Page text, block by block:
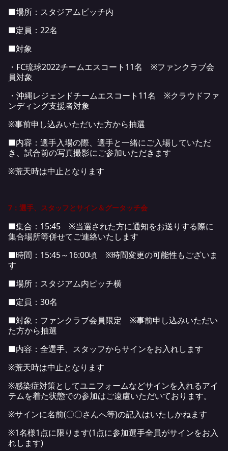
■場所：スタジアムピッチ内
■定員：22名
■対象
・FC琉球2022チームエスコート11名 ※ファンクラブ会
員対象
・沖縄レジェンドチームエスコート11名 ※クラウドファ
ンディング支援者対象
※事前申し込みいただいた方から抽選
■内容：選手入場の際、選手と一緒にご入場していただ
き、試合前の写真撮影にご参加いただきます
※荒天時は中止となります
7：選手、スタッフとサイン＆グータッチ会
■集合：15:45 ※当選された方に通知をお送りする際に
集合場所等併せてご連絡いたします
■時間：15:45～16:00頃 ※時間変更の可能性もございま
す
■場所：スタジアム内ピッチ横
■定員：30名
■対象：ファンクラブ会員限定 ※事前申し込みいただい
た方から抽選
■内容：全選手、スタッフからサインをお入れします
※荒天時は中止となります
※感染症対策としてユニフォームなどサインを入れるアイ
テムを着た状態での参加はご遠慮いただいております。
※サインに名前(〇〇さんへ等)の記入はいたしかねます
※1名様1点に限ります(1点に参加選手全員がサインをお入
れします)